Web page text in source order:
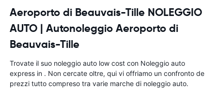
Aeroporto di Beauvais-Tille NOLEGGIO
AUTO | Autonoleggio Aeroporto di
Beauvais-Tille
Trovate il suo noleggio auto low cost con Noleggio auto
express in . Non cercate oltre, qui vi offriamo un confronto de
prezzi tutto compreso tra varie marche di noleggio auto.